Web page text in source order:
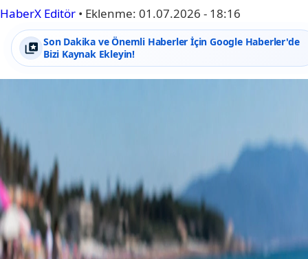
HaberX Editör • Eklenme: 01.07.2026 - 18:16
Son Dakika ve Önemli Haberler İçin Google Haberler'de
Bizi Kaynak Ekleyin!